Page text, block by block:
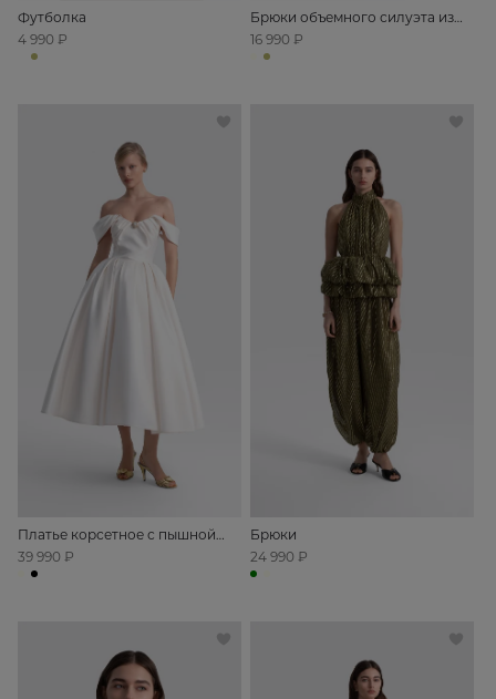
Футболка
4 990 ₽
Брюки объемного силуэта из
хлопка
16 990 ₽
Платье корсетное с пышной
юбкой
39 990 ₽
Брюки
24 990 ₽